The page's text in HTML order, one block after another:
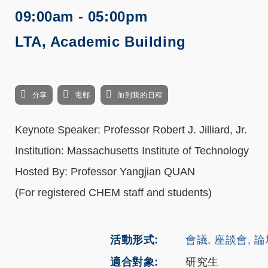
09:00am - 05:00pm
LTA, Academic Building
分享 電郵 加到我的日程
Keynote Speaker: Professor Robert J. Jilliard, Jr.
Institution: Massachusetts Institute of Technology
Hosted By: Professor Yangjian QUAN
(For registered CHEM staff and students)
活動形式
會議, 座談會, 論
適合對象
研究生